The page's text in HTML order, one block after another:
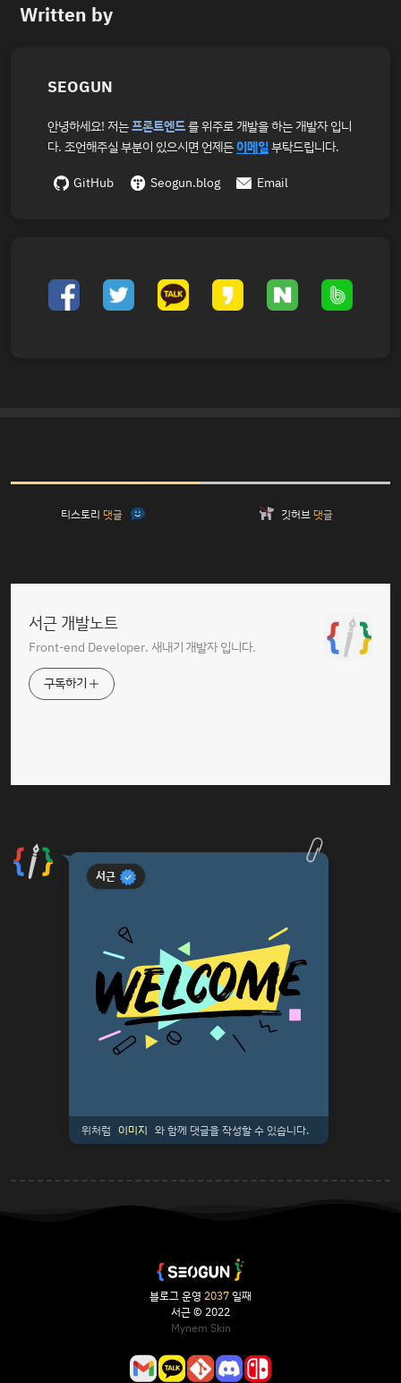
Written by
SEOGUN
안녕하세요! 저는프론트엔드를 위주로 개발을 하는 개발자 입니
다. 조언해주실 부분이 있으시면 언제든이메일부탁드립니다.
GitHub
Seogun.blog Email
티스토리 댓글 깃허브 댓글
서근 개발노트
Front-end Developer. 새내기 개발자 입니다.
구독하기
서근
위처럼 이미지 와 함께 댓글을 작성할 수 있습니다.
블로그 운영 2037일째
서근 © 2022
Mynem Skin